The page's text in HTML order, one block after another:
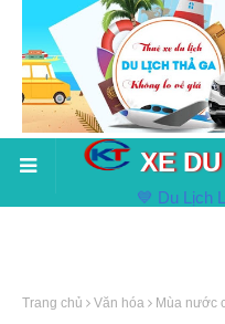
XE
💙 Du Lịch
Trang chủ Văn hóa Mùa nước